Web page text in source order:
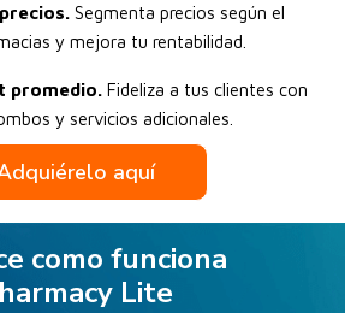
Segmenta precios según el
y mejora tu rentabilidad.
promedio. Fideliza a tus clientes con
y servicios adicionales.
aquí
como funciona
Lite